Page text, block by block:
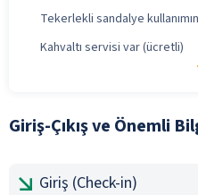
Tekerlekli sandalye
Kahvaltı servisi var (ücretli)
Giriş-Çıkış ve Önemli
Giriş (Check-in)